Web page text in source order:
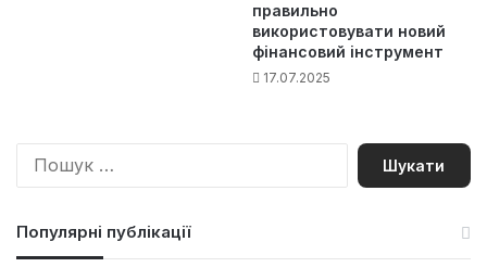
правильно
використовувати новий
фінансовий інструмент
17.07.2025
П
Популярні публікації